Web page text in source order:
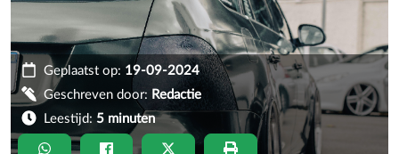
Geplaatst op: 19-09-2024
Geschreven door: Redactie
Leestijd: 5 minuten